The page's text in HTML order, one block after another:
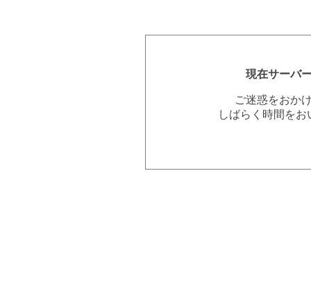
現在サーバ
ご迷惑をおか
しばらく時間を